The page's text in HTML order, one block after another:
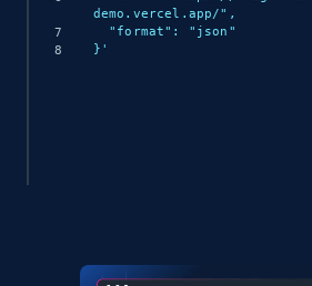
demo.vercel.app/",
}'